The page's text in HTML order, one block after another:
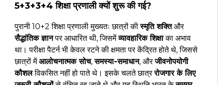
5+3+3+4 शिक्षा प्रणाली क्यों शुरू की गई?
पुरानी 10+2 शिक्षा प्रणाली मुख्यतः छात्रों कीस्मृति शक्तिऔर
सैद्धांतिक ज्ञानपर आधारित थी, जिसमेंव्यावहारिक शिक्षाका अभाव
था। परीक्षा पैटर्न भी केवल रटने की क्षमता पर केंद्रित होते थे, जिससे
छात्रों मेंआलोचनात्मक सोच,समस्या-समाधान, औरजीवनोपयोगी
कौशलविकसित नहीं हो पाते थे। इसके चलते छात्ररोजगार के लिए